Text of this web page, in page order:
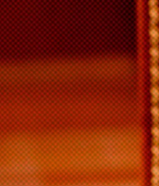
понять, что
Шольц по прибытии
поставки Киеву
что вооружения
декабря.
Это первый визит
предыдущий раз